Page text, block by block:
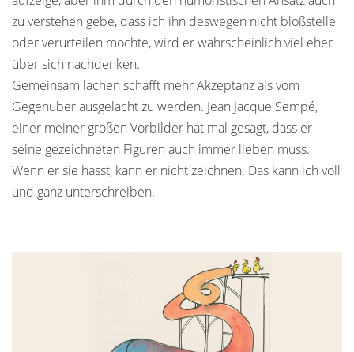
zu verstehen gebe, dass ich ihn deswegen nicht bloßstelle
oder verurteilen möchte, wird er wahrscheinlich viel eher
über sich nachdenken.
Gemeinsam lachen schafft mehr Akzeptanz als vom
Gegenüber ausgelacht zu werden. Jean Jacque Sempé,
einer meiner großen Vorbilder hat mal gesagt, dass er
seine gezeichneten Figuren auch immer lieben muss.
Wenn er sie hasst, kann er nicht zeichnen. Das kann ich voll
und ganz unterschreiben.